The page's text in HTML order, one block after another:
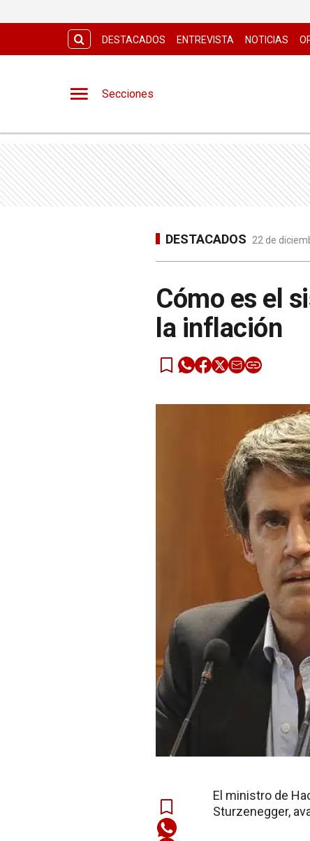
DESTACADOS ENTREVISTA NOTICIAS
Secciones
DESTACADOS 22 de
Cómo es el
la inflación
El ministro de
Sturzenegger,